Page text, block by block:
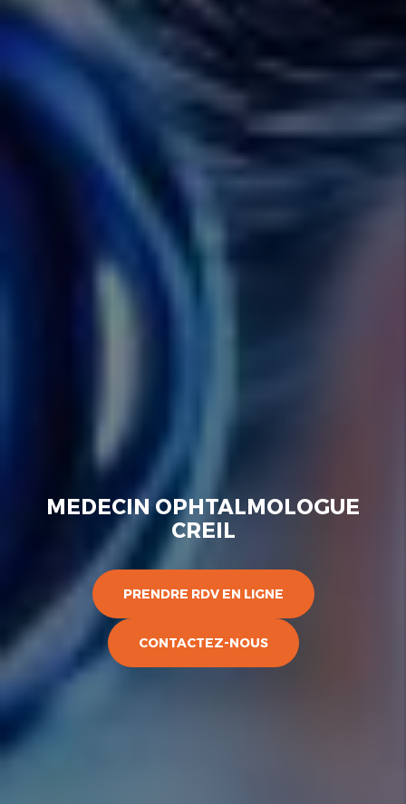
MEDECIN OPHTALMOLOGUE
CREIL
PRENDRE RDV EN LIGNE
CONTACTEZ-NOUS